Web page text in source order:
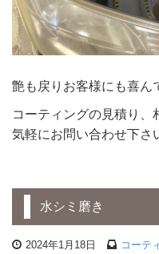
艶も戻りお客様にも喜ん
コーティングの見積り、
気軽にお問い合わせ下さ
水シミ磨き
2024年1月18日 コーテ